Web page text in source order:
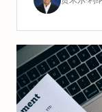
全球薪酬平
它们的优势
探讨汇率波
的集成等挑战
问题，帮助
酬解决方案。